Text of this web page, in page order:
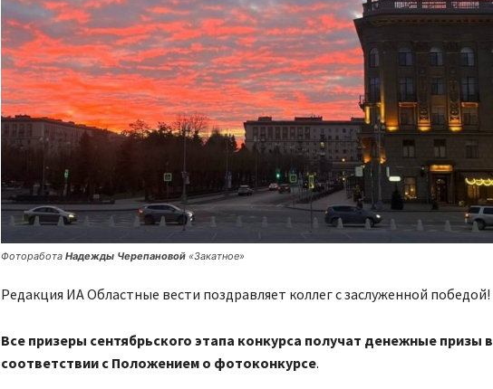
Фоторабота Надежды Черепановой«Закатное»
Редакция ИА Областные вести поздравляет коллег с заслуженной победой!
Все призеры сентябрьского этапа конкурса получат денежные призы в
соответствии с Положением о фотоконкурсе.